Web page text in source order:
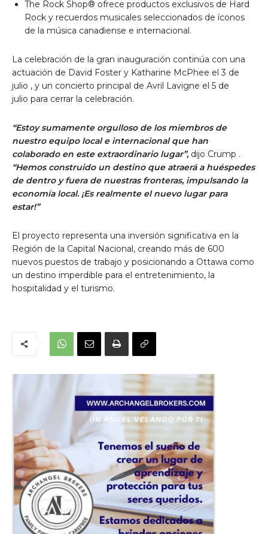
The Rock Shop® ofrece productos exclusivos de Hard
Rock y recuerdos musicales seleccionados de íconos
de la música canadiense e internacional.
La celebración de la gran inauguración continúa con una
actuación de David Foster y Katharine McPhee el3 de
julio , y un concierto principal de Avril Lavigne el 5 de
julio para cerrar la celebración.
“Estoy sumamente orgulloso de los miembros de
nuestro equipo local e internacional que han
colaborado en este extraordinario lugar”, dijo Crump .
“Hemos construido un destino que atraerá a huéspedes
de dentro y fuera de nuestras fronteras, impulsando la
economía local. ¡Es realmente el nuevo lugar para
estar!”
El proyecto representa una inversión significativa en la
Región de la Capital Nacional, creando más de 600
nuevos puestos de trabajo y posicionando a Ottawa como
un destino imperdible para el entretenimiento, la
hospitalidad y el turismo.